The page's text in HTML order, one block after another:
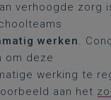
verhoogde zorg
werken.
om deze
werking te
aan het